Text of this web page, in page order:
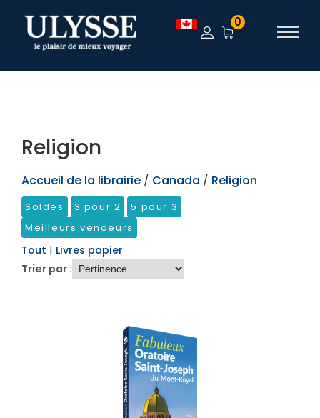
TEST 0
Religion
Accueil de la librairie / Canada / Religion
Soldes 3 pour 2
5 pour 3
Meilleurs vendeurs
Tout | Livres papier
Trier par :